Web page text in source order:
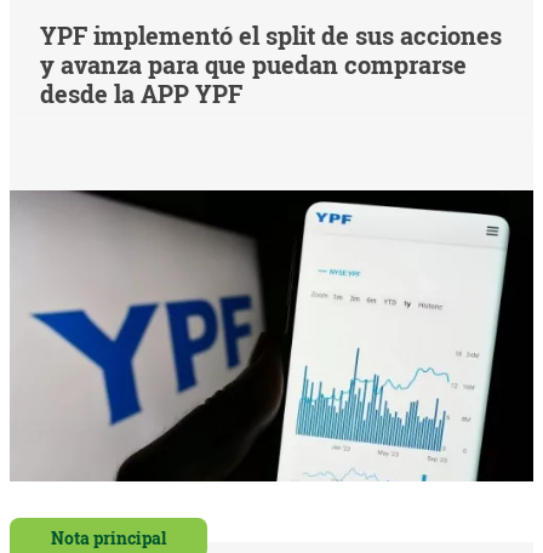
YPF implementó el split de sus acciones
y avanza para que puedan comprarse
desde la APP YPF
Nota principal